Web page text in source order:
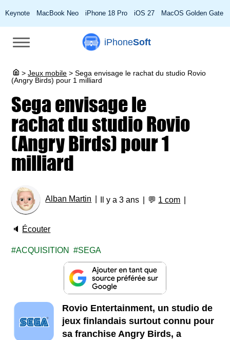
Keynote MacBook Neo iPhone 18 Pro iOS 27 MacOS Golden Gate
iPhoneSoft
> Jeux mobile > Sega envisage le rachat du studio Rovio
(Angry Birds) pour 1 milliard
Sega envisage le
rachat du studio Rovio
(Angry Birds) pour 1
milliard
Alban Martin Il y a 3 ans 💬 1 com
🔈 Écouter
ACQUISITION SEGA
Rovio Entertainment, un studio de
jeux finlandais surtout connu pour
sa franchise Angry Birds, a